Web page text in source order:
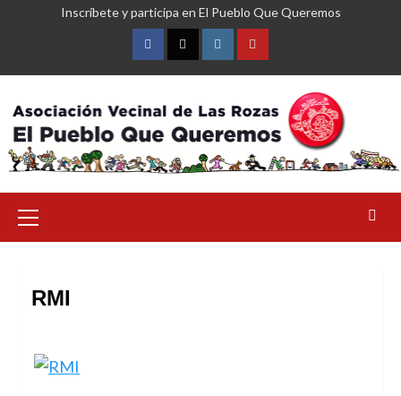
Inscríbete y participa en El Pueblo Que Queremos
FacebookTwitterInstagramYouTube
primario
RMI